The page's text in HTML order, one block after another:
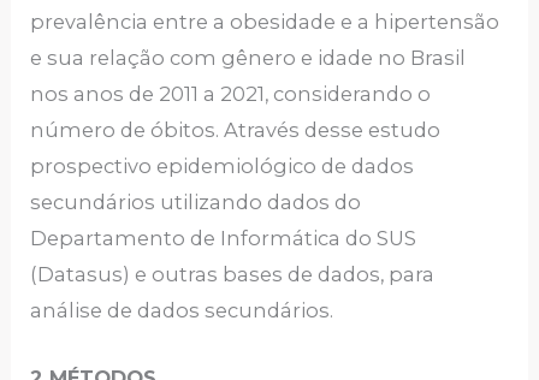
prevalência entre a obesidade e a hipertensão
e sua relação com gênero e idade no Brasil
nos anos de 2011 a 2021, considerando o
número de óbitos. Através desse estudo
prospectivo epidemiológico de dados
secundários utilizando dados do
Departamento de Informática do SUS
(Datasus) e outras bases de dados, para
análise de dados secundários.